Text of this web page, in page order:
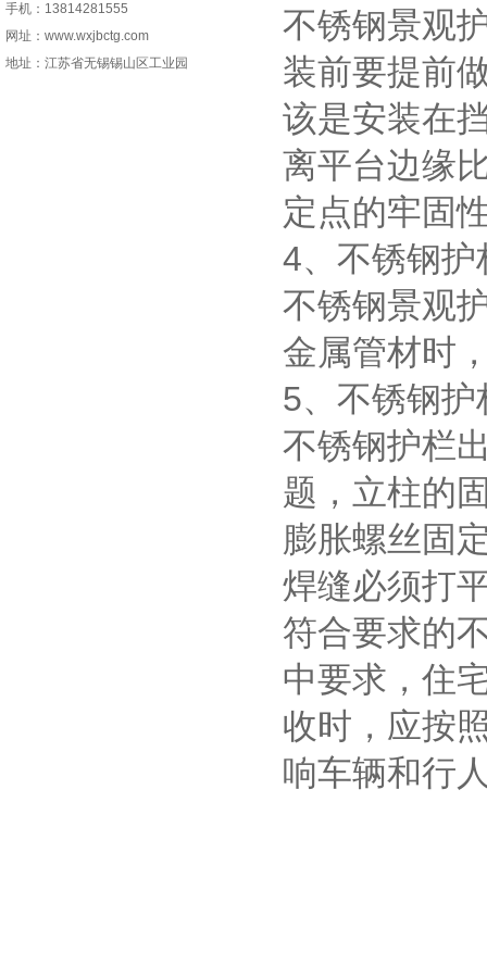
手机：13814281555
网址：www.wxjbctg.com
地址：江苏省无锡锡山区工业园
不锈钢景观
装前要提前
该是安装在
离平台边缘
定点的牢固
4、不锈钢
不锈钢景观
金属管材时
5、不锈钢
不锈钢护栏
题，立柱的
膨胀螺丝固
焊缝必须打
符合要求的
中要求，住
收时，应按
响车辆和行